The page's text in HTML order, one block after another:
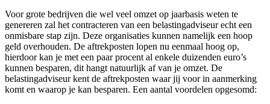
Voor grote bedrijven die wel veel omzet op jaarbasis weten te
genereren zal het contracteren van een belastingadviseur echt een
onmisbare stap zijn. Deze organisaties kunnen namelijk een hoop
geld overhouden. De aftrekposten lopen nu eenmaal hoog op,
hierdoor kan je met een paar procent al enkele duizenden euro’s
kunnen besparen, dit hangt natuurlijk af van je omzet. De
belastingadviseur kent de aftrekposten waar jij voor in aanmerking
komt en waarop je kan besparen. Een aantal voordelen opgesomd: